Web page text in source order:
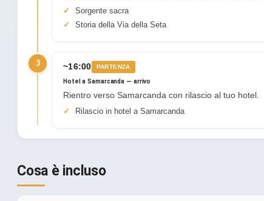
Sorgente sacra
Storia della Via della Seta
3 ~16:00 PARTENZA
Hotel a Samarcanda — arrivo
Rientro verso Samarcanda con rilascio al tuo hotel.
Rilascio in hotel a Samarcanda
Cosa è incluso